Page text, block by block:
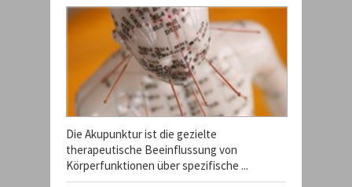
Die Akupunktur ist die gezielte
therapeutische Beeinflussung von
Körperfunktionen über spezifische ...